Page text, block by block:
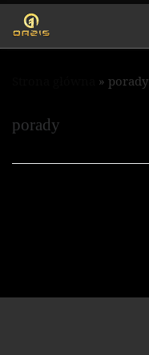
Przejdź do treści
» porady
porady